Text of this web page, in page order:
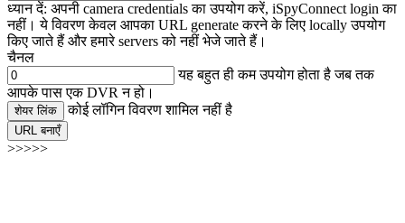
ध्यान दें: अपनी camera credentials का उपयोग करें, iSpyConnect login का
नहीं। ये विवरण केवल आपका URL generate करने के लिए locally उपयोग
किए जाते हैं और हमारे servers को नहीं भेजे जाते हैं।
चैनल
यह बहुत ही कम उपयोग होता है जब तक
आपके पास एक DVR न हो।
शेयर लिंक कोई लॉगिन विवरण शामिल नहीं है
URL बनाएँ
>>>>>